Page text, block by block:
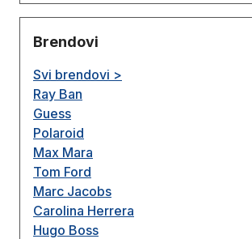
Brendovi
Svi brendovi >
Ray Ban
Guess
Polaroid
Max Mara
Tom Ford
Marc Jacobs
Carolina Herrera
Hugo Boss